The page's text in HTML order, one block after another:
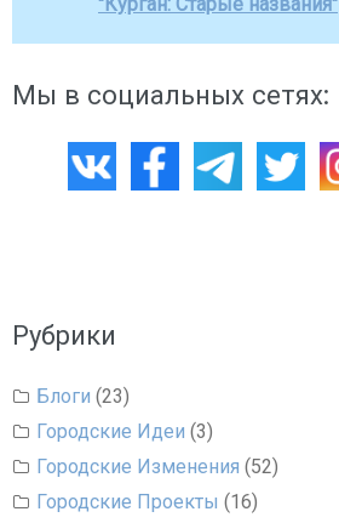
Мы в социальных сетях:
Рубрики
Блоги (23)
Городские Идеи (3)
Городские Изменения (52)
Городские Проекты (16)